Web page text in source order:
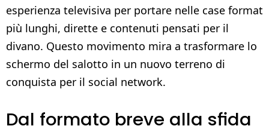
esperienza televisiva per portare nelle case format
più lunghi, dirette e contenuti pensati per il
divano. Questo movimento mira a trasformare lo
schermo del salotto in un nuovo terreno di
conquista per il social network.
Dal formato breve alla sfida